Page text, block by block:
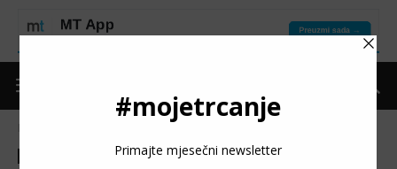
Ostalo Teme Trke